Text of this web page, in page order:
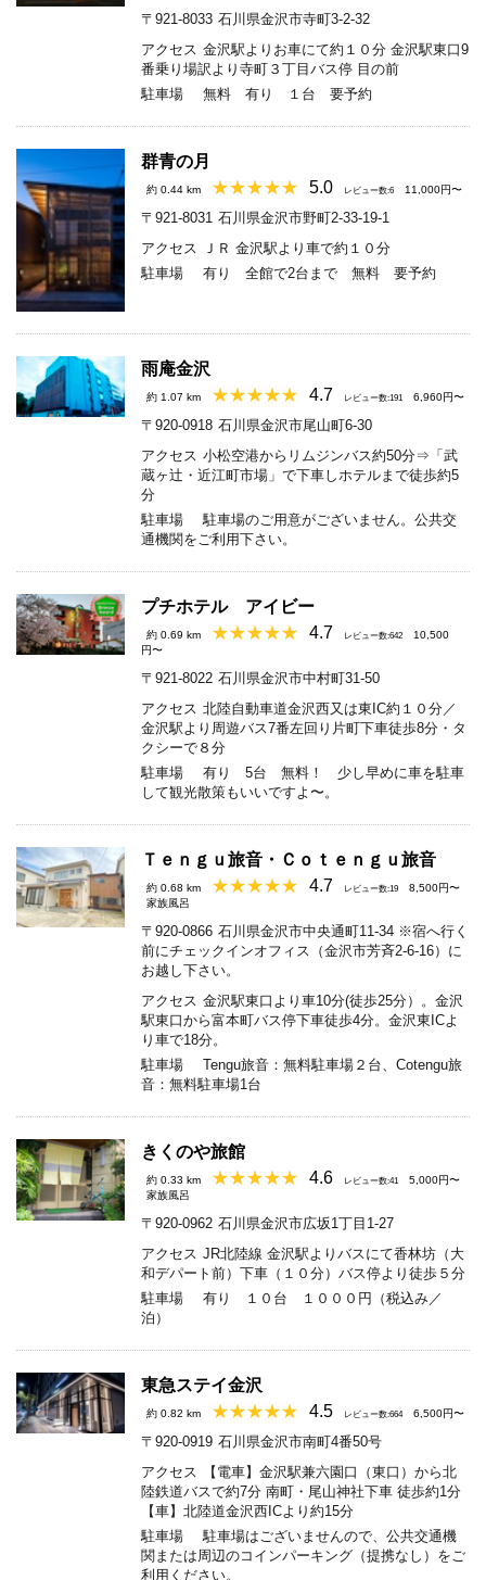
〒921-8033 石川県金沢市寺町3-2-32
アクセス 金沢駅よりお車にて約１０分 金沢駅東口9
番乗り場訳より寺町３丁目バス停 目の前
駐車場
無料 有り １台 要予約
群青の月
約 0.44 km 5.0 レビュー数:6 11,000円〜
〒921-8031 石川県金沢市野町2-33-19-1
アクセス
ＪＲ 金沢駅より車で約１０分
駐車場
有り 全館で2台まで 無料 要予約
雨庵金沢
約 1.07 km 4.7 レビュー数:191 6,960円〜
〒920-0918 石川県金沢市尾山町6-30
アクセス 小松空港からリムジンバス約50分⇒「武
蔵ヶ辻・近江町市場」で下車しホテルまで徒歩約5
分
駐車場
駐車場のご用意がございません。公共交
通機関をご利用下さい。
プチホテル アイビー
約 0.69 km 4.7 レビュー数:642
10,500
円〜
〒921-8022 石川県金沢市中村町31-50
アクセス 北陸自動車道金沢西又は東IC約１０分／
金沢駅より周遊バス7番左回り片町下車徒歩8分・タ
クシーで８分
駐車場
有り 5台 無料！ 少し早めに車を駐車
して観光散策もいいですよ〜。
Ｔｅｎｇｕ旅音・Ｃｏｔｅｎｇｕ旅音
約 0.68 km 4.7 レビュー数:19
8,500円〜
家族風呂
〒920-0866 石川県金沢市中央通町11-34 ※宿へ行く
前にチェックインオフィス（金沢市芳斉2-6-16）に
お越し下さい。
アクセス 金沢駅東口より車10分(徒歩25分）。金沢
駅東口から富本町バス停下車徒歩4分。金沢東ICよ
り車で18分。
駐車場
Tengu旅音：無料駐車場２台、Cotengu旅
音：無料駐車場1台
きくのや旅館
約 0.33 km 4.6 レビュー数:41
5,000円〜
家族風呂
〒920-0962 石川県金沢市広坂1丁目1-27
アクセス JR北陸線 金沢駅よりバスにて香林坊（大
和デパート前）下車（１０分）バス停より徒歩５分
駐車場
有り １０台 １０００円（税込み／
泊）
東急ステイ金沢
約 0.82 km 4.5 レビュー数:664 6,500円〜
〒920-0919 石川県金沢市南町4番50号
アクセス
【電車】金沢駅兼六園口（東口）から北
陸鉄道バスで約7分 南町・尾山神社下車 徒歩約1分
【車】北陸道金沢西ICより約15分
駐車場
駐車場はございませんので、公共交通機
関または周辺のコインパーキング（提携なし）をご
利用ください。